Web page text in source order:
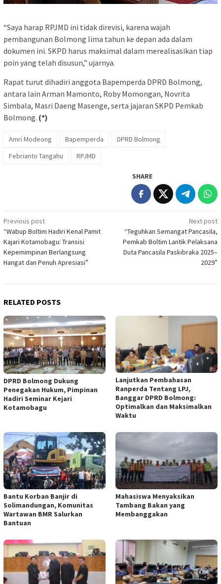
“Saya harap RPJMD ini tidak direvisi, karena wajah
pembangunan Bolmong lima tahun ke depan ada dalam
dokumen ini. SKPD harus maksimal dalam merealisasikan tiap
poin yang telah disusun,” ujarnya.
Rapat turut dihadiri anggota Bapemperda DPRD Bolmong,
antara lain Arman Mamonto, Roby Momongan, Novrita
Simbala, Masri Daeng Masenge, serta jajaran SKPD Pemkab
Bolmong. (*)
Amri Modeong Bapemperda
DPRD Bolmong
Febrianto Tangahu
RPJMD
SHARE
Post
navigation
Previous post
“Wabup Boltim Hadiri Kenal Pamit
Kajari Kotamobagu: Transisi
Kepemimpinan Berlangsung
Hangat dan Penuh Apresiasi”
Next post
“Teguhkan Semangat Pancasila,
Pemkab Boltim Lantik Pelaksana
Duta Pancasila Paskibraka 2025–
2029”
RELATED POSTS
DPRD Bolmong Dukung
Penegakan Hukum, Pimpinan
Hadiri Seminar Kejari
Kotamobagu
Lanjutkan Pembahasan
Ranperda Tentang LPJ,
Banggar DPRD Bolmong:
Optimalkan dan Maksimalkan
Waktu
Bantu Korban Banjir di
Solimandungan, Komunitas
Wartawan BMR Salurkan
Bantuan
Mahasiswa Menyaksikan
Tambang Bakan yang
Membanggakan